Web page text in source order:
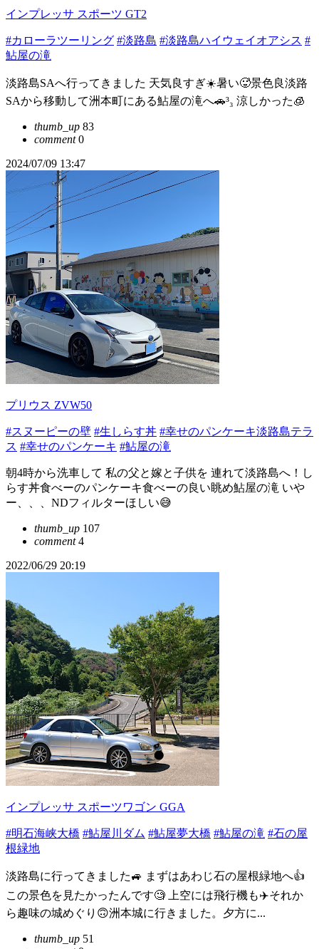
インプレッサ スポーツ GT2
#カローラツーリング #淡路島 #淡路島ハイウェイオアシス #
鮎屋の滝
淡路島SAへ行ってきました 天気良すぎ☀️暑い🥵景色良淡路
SAから移動して洲本町にある鮎屋の滝へ🚗³₃ 涼しかった🧊
thumb_up 83
comment0
2024/07/09 13:47
プリウス ZVW50
#スヌーピーの壁 #生しらす丼 #幸せのパンケーキ淡路島テラ
ス #幸せのパンケーキ #鮎屋の滝
朝4時から洗車して 私の父と嫁と子供を 連れて淡路島へ！し
らす丼食べーのパンケーキ食べーの良い眺め鮎屋の滝 いや
ー、、、NDフィルターほしい😅
thumb_up 107
comment4
2022/06/29 20:19
インプレッサ スポーツワゴン GGA
#明石海峡大橋 #鮎屋川ダム #鮎屋夢大橋 #鮎屋の滝 #石の屋
根緑地
淡路島に行ってきました🚙 まずはあわじ石の屋根緑地へ👍
この景色を見たかったんです🧐 上空には飛行機も✈️それか
ら趣味の城めぐり🙃洲本城に行きました。夕方に...
thumb_up 51